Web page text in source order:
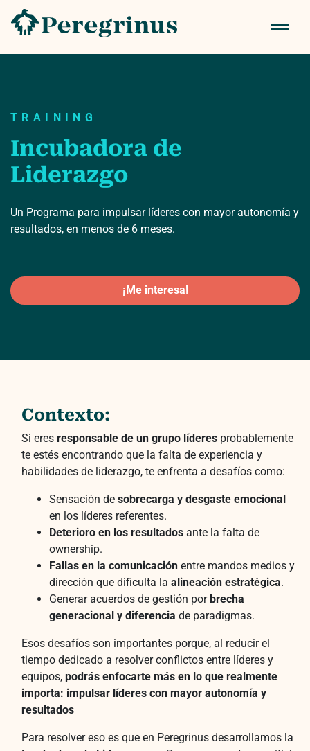
TRAINING
Incubadora de
Liderazgo
Un Programa para impulsar líderes con mayor autonomía y
resultados, en menos de 6 meses.
¡Me interesa!
Contexto:
Si eres responsable de un grupo líderes probablemente
te estés encontrando que la falta de experiencia y
habilidades de liderazgo, te enfrenta a desafíos como:
Sensación de sobrecarga y desgaste emocional
en los líderes referentes.
Deterioro en los resultados ante la falta de
ownership.
Fallas en la comunicación entre mandos medios y
dirección que dificulta la alineación estratégica.
Generar acuerdos de gestión porbrecha
generacional y diferencia de paradigmas.
Esos desafíos son importantes porque, al reducir el
tiempo dedicado a resolver conflictos entre líderes y
equipos, podrás enfocarte más en lo que realmente
importa: impulsar líderes con mayor autonomía y
resultados
Para resolver eso es que en Peregrinus desarrollamos la